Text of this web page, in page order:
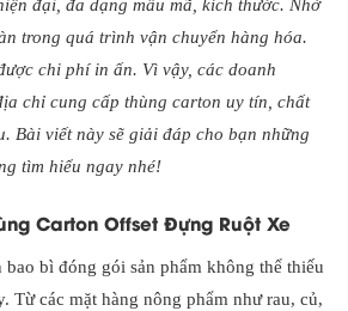
đại, đa dạng mẫu mã, kích thước. Nhờ
trong quá trình vận chuyển hàng hóa.
chi phí in ấn. Vì vậy, các doanh
chỉ cung cấp thùng carton uy tín, chất
Bài viết này sẽ giải đáp cho bạn những
tìm hiểu ngay nhé!
Carton Offset Đựng Ruột Xe
bì đóng gói sản phẩm không thể thiếu
Từ các mặt hàng nông phẩm như rau, củ,